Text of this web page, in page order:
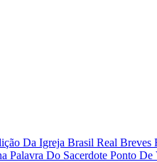
Da Igreja Brasil Real Breves
Palavra Do Sacerdote Ponto De